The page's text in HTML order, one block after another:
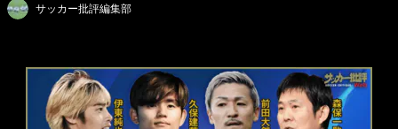
サッカー批評編集部